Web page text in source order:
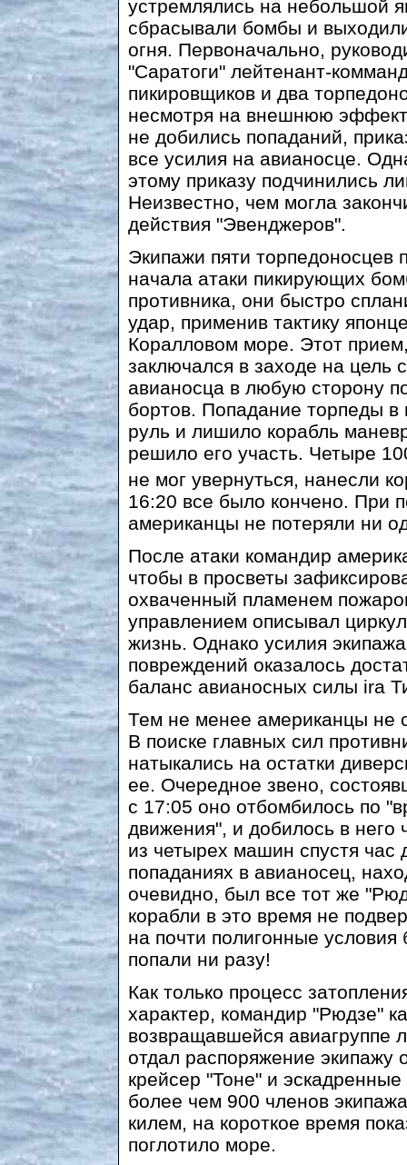
устремлялись на небольшой
сбрасывали бомбы и
огня. Первоначально,
"Саратоги" лейтенант-
пикировщиков и два
несмотря на внешнюю
не добились попаданий,
все усилия на авианосце.
этому приказу подчинились
Неизвестно, чем могла
действия "Эвенджеров".
Экипажи пяти торпедоносцев
начала атаки пикирующих
противника, они быстро
удар, применив тактику
Коралловом море. Этот
заключался в заходе на цель
авианосца в любую сторону
бортов. Попадание торпеды
руль и лишило корабль
решило его участь. Четыре
не мог увернуться, нанесли
16:20 все было кончено. При
американцы не потеряли ни
После атаки командир
чтобы в просветы
охваченный пламенем
управлением описывал
жизнь. Однако усилия
повреждений оказалось
баланс авианосных силы ira
Тем не менее американцы не
В поиске главных сил
натыкались на остатки
ее. Очередное звено,
с 17:05 оно отбомбилось по
движения", и добилось в
из четырех машин спустя
попаданиях в авианосец,
очевидно, был все тот же
корабли в это время не
на почти полигонные условия
попали ни разу!
Как только процесс
характер, командир "Рюдзе"
возвращавшейся авиагруппе
отдал распоряжение экипажу
крейсер "Тоне" и
более чем 900 членов
килем, на короткое время
поглотило море.